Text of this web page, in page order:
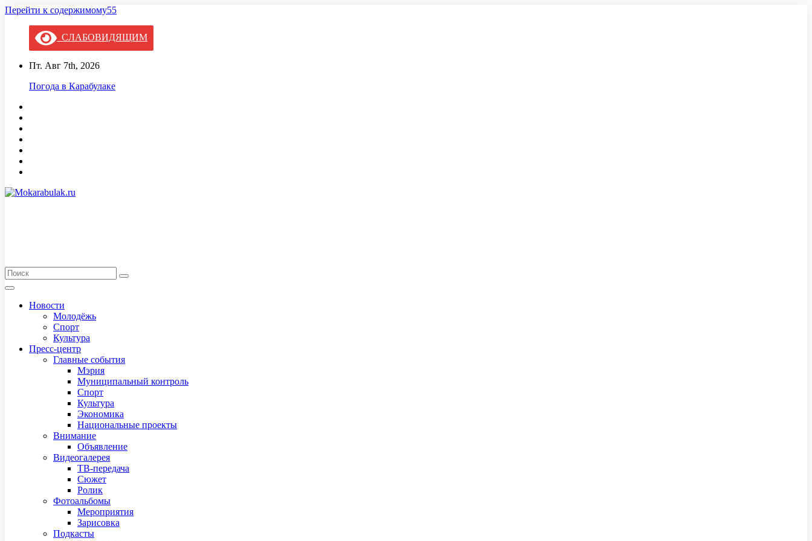
Перейти к содержимому55
СЛАБОВИДЯЩИМ
Пт. Авг 7th, 2026
Погода в Карабулаке
Новости
Молодёжь
Спорт
Культура
Пресс-центр
Главные события
Мэрия
Муниципальный контроль
Спорт
Культура
Экономика
Национальные проекты
Внимание
Объявление
Видеогалерея
ТВ-передача
Сюжет
Ролик
Фотоальбомы
Мероприятия
Зарисовка
Подкасты